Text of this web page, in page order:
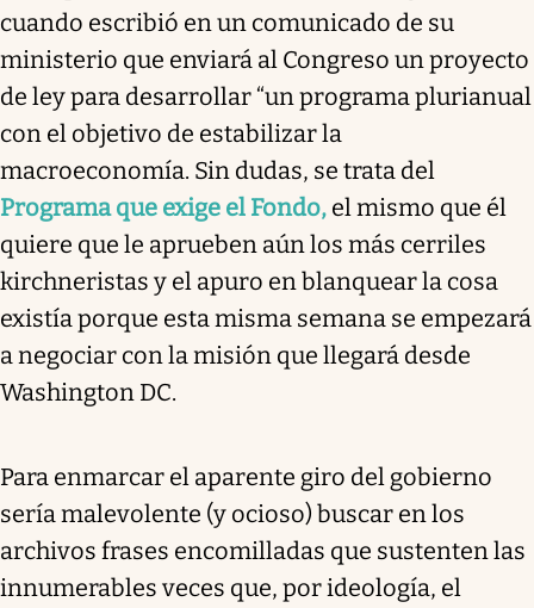
cuando escribió en un comunicado de su
ministerio que enviará al Congreso un proyecto
de ley para desarrollar “un programa plurianual
con el objetivo de estabilizar la
macroeconomía. Sin dudas, se trata del
Programa que exige el Fondo, el mismo que él
quiere que le aprueben aún los más cerriles
kirchneristas y el apuro en blanquear la cosa
existía porque esta misma semana se empezará
a negociar con la misión que llegará desde
Washington DC.
Para enmarcar el aparente giro del gobierno
sería malevolente (y ocioso) buscar en los
archivos frases encomilladas que sustenten las
innumerables veces que, por ideología, el